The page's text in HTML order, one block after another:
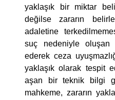
yaklaşık bir miktar
değilse zararın
adaletine
suç nedeniyle oluşan
ederek ceza
yaklaşık olarak tespit
aşan bir teknik bilgi
mahkeme, zararın